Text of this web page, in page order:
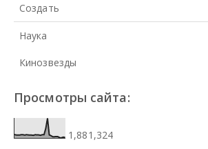
Создать
Наука
Кинозвезды
Просмотры сайта:
1,881,324